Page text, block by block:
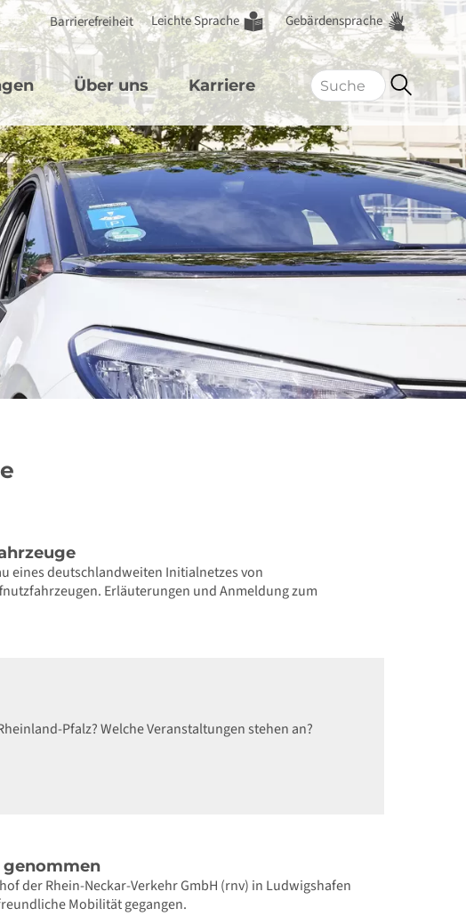
Barrierefreiheit Leichte Sprache Gebärdensprache
Über uns Karriere
eines deutschlandweiten Initialnetzes von
Erläuterungen und Anmeldung zum
Pfalz? Welche Veranstaltungen stehen an?
der Rhein-Neckar-Verkehr GmbH (rnv) in Ludwigshafen
Mobilität gegangen.